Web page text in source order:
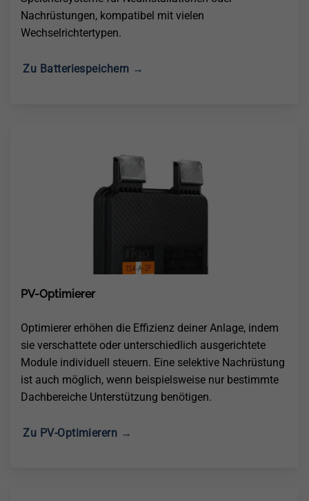
Nachrüstungen, kompatibel mit vielen
Wechselrichtertypen.
Zu Batteriespeichern →
PV-Optimierer
Optimierer erhöhen die Effizienz deiner Anlage, indem
sie verschattete oder unterschiedlich ausgerichtete
Module individuell steuern. Eine selektive Nachrüstung
ist auch möglich, wenn beispielsweise nur bestimmte
Dachbereiche Unterstützung benötigen.
Zu PV-Optimierern →